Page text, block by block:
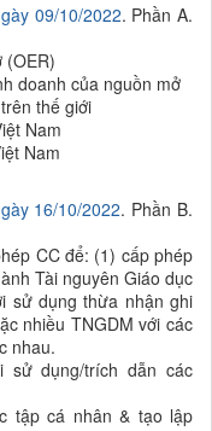
09/10/2022. Phần A.
(OER)
doanh của nguồn mở
thế giới
Nam
Nam
16/10/2022. Phần B.
CC để: (1) cấp phép
Tài nguyên Giáo dục
sử dụng thừa nhận ghi
nhiều TNGDM với các
nhau.
sử dụng/trích dẫn các
tập cá nhân & tạo lập